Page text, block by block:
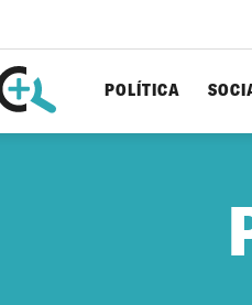
POLÍTICA